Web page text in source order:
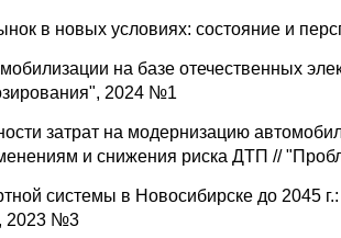
в новых условиях: состояние и
на базе отечественных
2024 №1
затрат на модернизацию
и снижения риска ДТП //
системы в Новосибирске до 2045
2023 №3